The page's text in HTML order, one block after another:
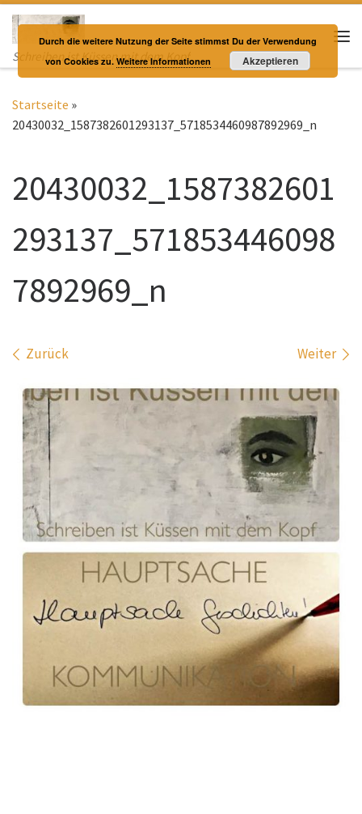
Zum Inhalt springen
Schreiben ist Küssen mit dem Kopf
Startseite »
20430032_1587382601293137_5718534460987892969_n
20430032_1587382601
293137_571853446098
7892969_n
Bilder Navigation
Zurück Weiter
Durch die weitere Nutzung der Seite stimmst Du der Verwendung
von Cookies zu.Weitere Informationen Akzeptieren